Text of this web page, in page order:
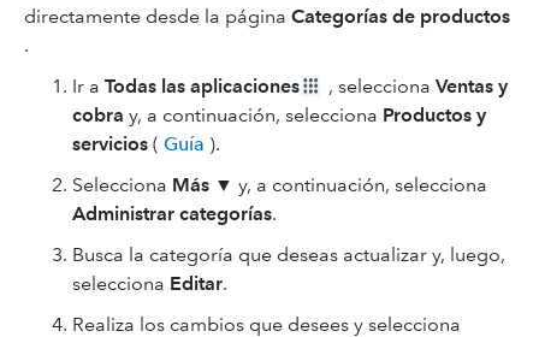
directamente desde la página Categorías de productos
.
Ir a Todas las aplicaciones , selecciona Ventas y
cobra y, a continuación, selecciona Productos y
servicios ( Guía ).
Selecciona Más ▼ y, a continuación, selecciona
Administrar categorías.
Busca la categoría que deseas actualizar y, luego,
selecciona Editar.
Realiza los cambios que desees y selecciona